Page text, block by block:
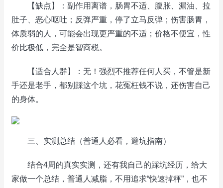
【缺点】：副作用离谱，肠胃不适、腹胀、漏油、拉
肚子、恶心呕吐；反弹严重，停了立马反弹；伤害肠胃，
体质弱的人，可能会出现更严重的不适；价格不便宜，性
价比极低，完全是智商税。
【适合人群】：无！强烈不推荐任何人买，不管是新
手还是老手，都别踩这个坑，花冤枉钱不说，还伤害自己
的身体。
三、实测总结（普通人必看，避坑指南）
结合4周的真实实测，还有我自己的踩坑经历，给大
家做一个总结，普通人减脂，不用追求“快速掉秤”，也不